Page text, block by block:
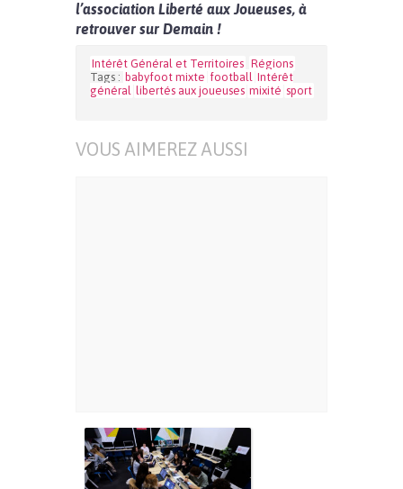
l’association Liberté aux Joueuses, à
retrouver sur Demain !
Intérêt Général et Territoires Régions
Tags : babyfoot mixte football Intérêt
général libertés aux joueuses mixité sport
VOUS AIMEREZ AUSSI